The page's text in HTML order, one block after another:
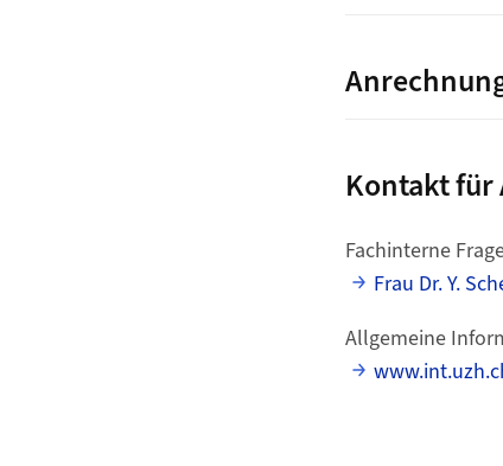
Kontakt für
Fachinterne
Frau Dr. Y.
Allgemeine